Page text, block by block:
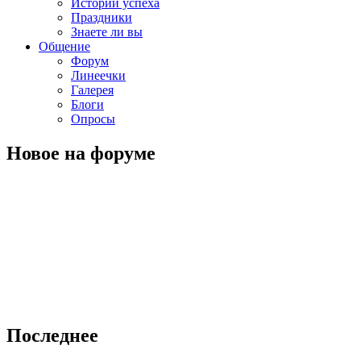
Праздники
Знаете ли вы
Общение
Форум
Линеечки
Галерея
Блоги
Опросы
Новое на форуме
Последнее